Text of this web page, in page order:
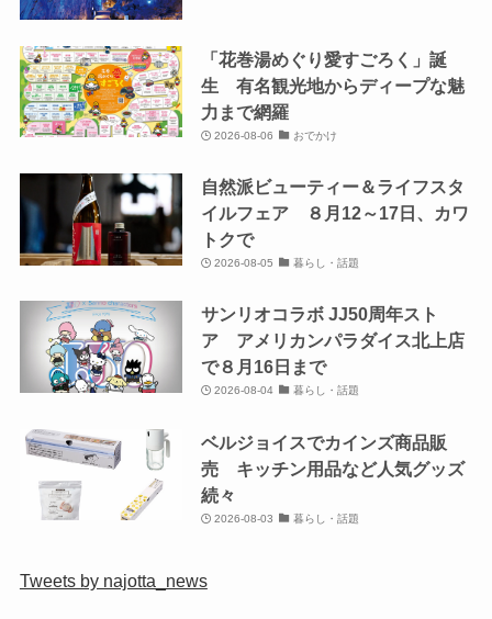
「花巻湯めぐり愛すごろく」誕
生 有名観光地からディープな魅
力まで網羅
2026-08-06 おでかけ
自然派ビューティー＆ライフスタ
イルフェア ８月12～17日、カワ
トクで
2026-08-05 暮らし・話題
サンリオコラボ JJ50周年スト
ア アメリカンパラダイス北上店
で８月16日まで
2026-08-04 暮らし・話題
ベルジョイスでカインズ商品販
売 キッチン用品など人気グッズ
続々
2026-08-03 暮らし・話題
Tweets by najotta_news